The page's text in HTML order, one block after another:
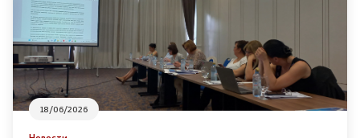
Со еден клик до сите услуги
18/06/2026